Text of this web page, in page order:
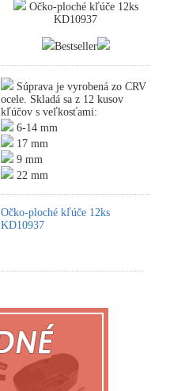
Očko-ploché kľúče 12ks
KD10937
Bestseller
Súprava je vyrobená zo CRV
ocele. Skladá sa z 12 kusov
kľúčov s veľkosťami:
6-14 mm
17 mm
9 mm
22 mm
Očko-ploché kľúče 12ks
KD10937